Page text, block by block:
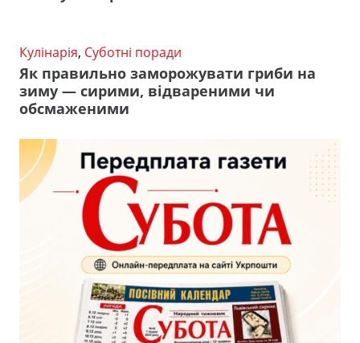
Кулінарія, Суботні поради
Як правильно заморожувати гриби на
зиму — сирими, відвареними чи
обсмаженими